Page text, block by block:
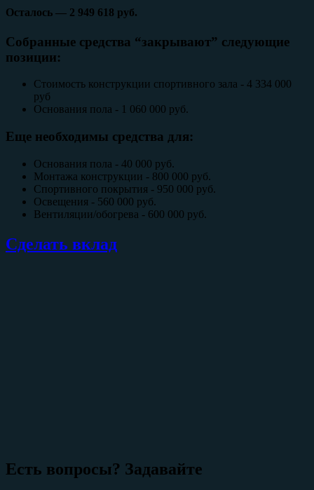
Осталось — 2 949 618 руб.
Собранные средства “закрывают” следующие
позиции:
Стоимость конструкции спортивного зала - 4 334 000
руб
Основания пола - 1 060 000 руб.
Еще необходимы средства для:
Основания пола - 40 000 руб.
Монтажа конструкции - 800 000 руб.
Спортивного покрытия - 950 000 руб.
Освещения - 560 000 руб.
Вентиляции/обогрева - 600 000 руб.
Сделать вклад
Есть вопросы? Задавайте